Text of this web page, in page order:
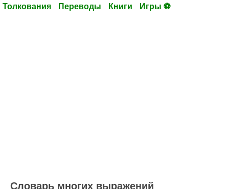
Толкования Переводы Книги Игры ⚽
Словарь многих выражений